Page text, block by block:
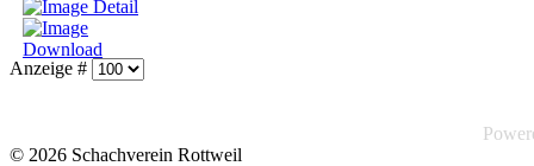
Anzeige #
© 2026 Schachverein Rottweil